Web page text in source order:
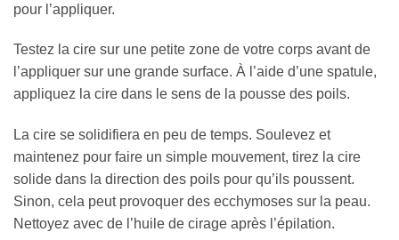
pour l’appliquer.
Testez la cire sur une petite zone de votre corps avant de
l’appliquer sur une grande surface. À l’aide d’une spatule,
appliquez la cire dans le sens de la pousse des poils.
La cire se solidifiera en peu de temps. Soulevez et
maintenez pour faire un simple mouvement, tirez la cire
solide dans la direction des poils pour qu’ils poussent.
Sinon, cela peut provoquer des ecchymoses sur la peau.
Nettoyez avec de l’huile de cirage après l’épilation.